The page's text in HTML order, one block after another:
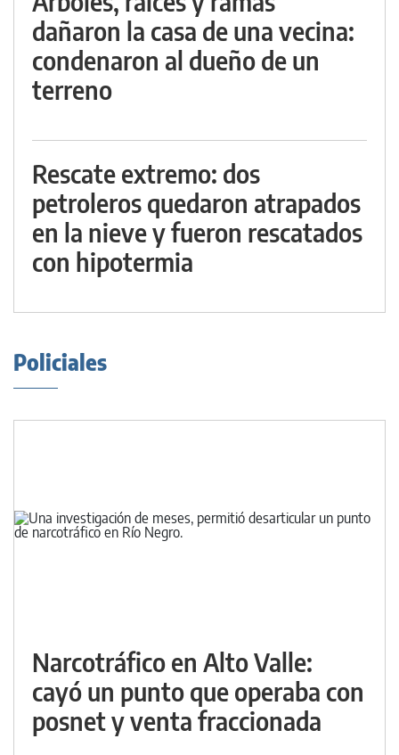
dañaron la casa de una vecina:
condenaron al dueño de un
terreno
Rescate extremo: dos
petroleros quedaron atrapados
en la nieve y fueron rescatados
con hipotermia
Policiales
Narcotráfico en Alto Valle:
cayó un punto que operaba con
posnet y venta fraccionada